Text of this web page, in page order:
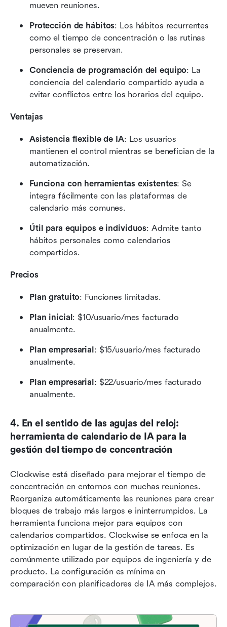
mueven reuniones.
Protección de hábitos: Los hábitos recurrentes
como el tiempo de concentración o las rutinas
personales se preservan.
Conciencia de programación del equipo: La
conciencia del calendario compartido ayuda a
evitar conflictos entre los horarios del equipo.
Ventajas
Asistencia flexible de IA: Los usuarios
mantienen el control mientras se benefician de la
automatización.
Funciona con herramientas existentes: Se
integra fácilmente con las plataformas de
calendario más comunes.
Útil para equipos e individuos: Admite tanto
hábitos personales como calendarios
compartidos.
Precios
Plan gratuito: Funciones limitadas.
Plan inicial : $10/usuario/mes facturado
anualmente.
Plan empresarial : $15/usuario/mes facturado
anualmente.
Plan empresarial : $22/usuario/mes facturado
anualmente.
4. En el sentido de las agujas del reloj:
herramienta de calendario de IA para la
gestión del tiempo de concentración
Clockwise está diseñado para mejorar el tiempo de
concentración en entornos con muchas reuniones.
Reorganiza automáticamente las reuniones para crear
bloques de trabajo más largos e ininterrumpidos. La
herramienta funciona mejor para equipos con
calendarios compartidos. Clockwise se enfoca en la
optimización en lugar de la gestión de tareas. Es
comúnmente utilizado por equipos de ingeniería y de
producto. La configuración es mínima en
comparación con planificadores de IA más complejos.